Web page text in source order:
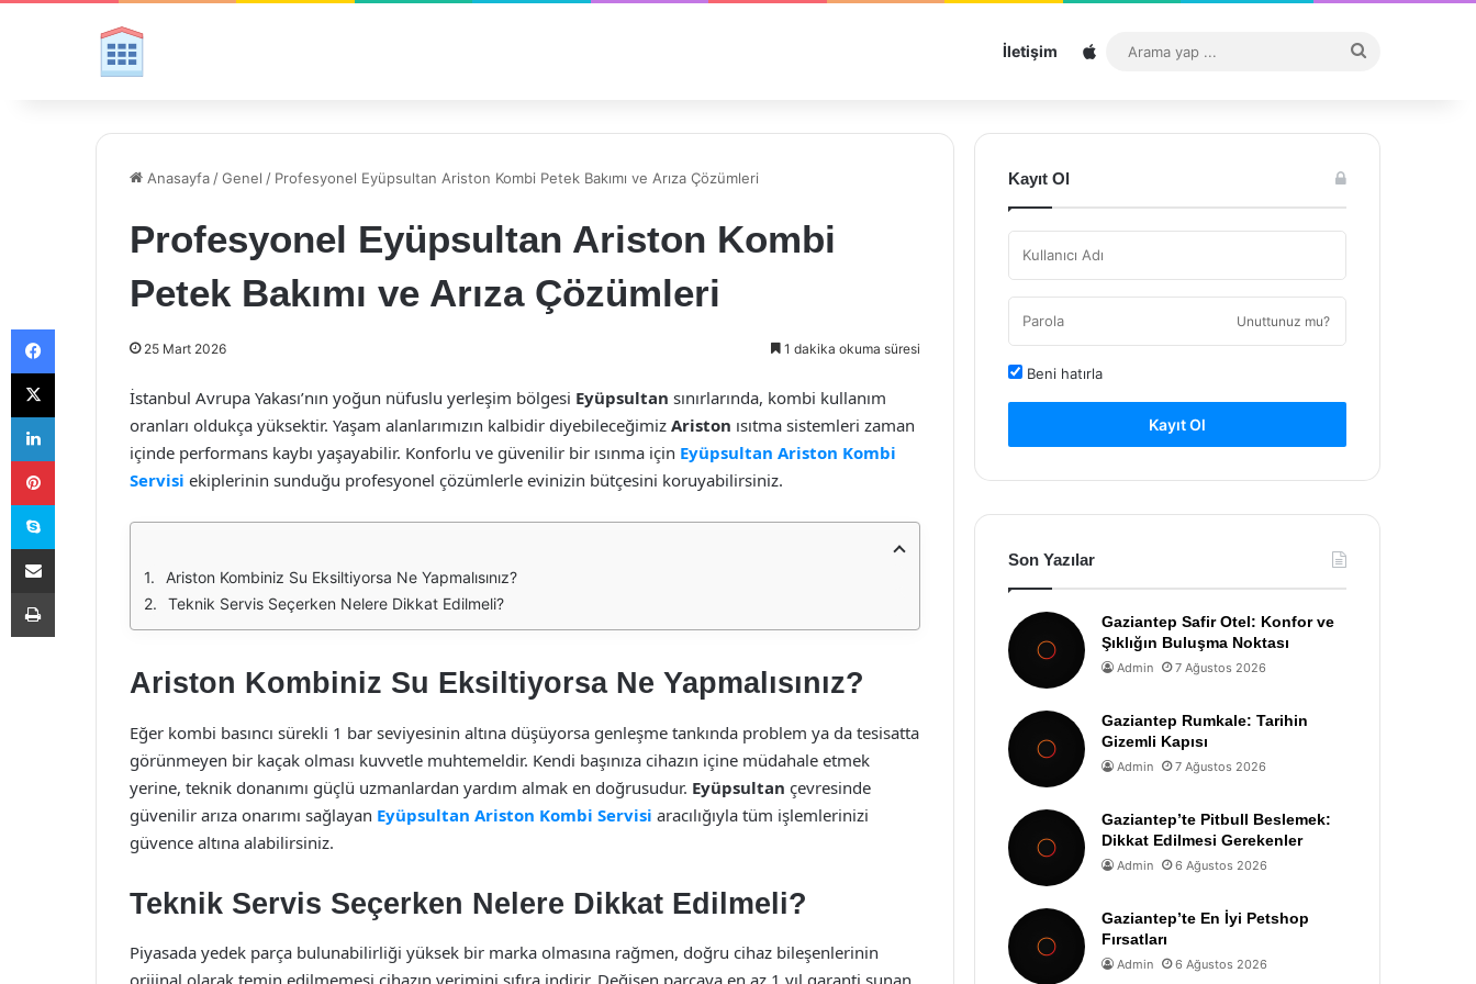
İletişim Sitemap
...
Anasayfa /Genel / Profesyonel Eyüpsultan Ariston Kombi Petek Bakımı ve Arıza Çözümleri
Profesyonel Eyüpsultan Ariston Kombi
Petek Bakımı ve Arıza Çözümleri
25 Mart 2026 1 dakika okuma süresi
İstanbul Avrupa Yakası’nın yoğun nüfuslu yerleşim bölgesi Eyüpsultan sınırlarında, kombi kullanım
oranları oldukça yüksektir. Yaşam alanlarımızın kalbidir diyebileceğimiz Ariston ısıtma sistemleri zaman
içinde performans kaybı yaşayabilir. Konforlu ve güvenilir bir ısınma için Eyüpsultan Ariston Kombi
Servisi ekiplerinin sunduğu profesyonel çözümlerle evinizin bütçesini koruyabilirsiniz.
Ariston Kombiniz Su Eksiltiyorsa Ne Yapmalısınız?
Teknik Servis Seçerken Nelere Dikkat Edilmeli?
Ariston Kombiniz Su Eksiltiyorsa Ne Yapmalısınız?
Eğer kombi basıncı sürekli 1 bar seviyesinin altına düşüyorsa genleşme tankında problem ya da tesisatta
görünmeyen bir kaçak olması kuvvetle muhtemeldir. Kendi başınıza cihazın içine müdahale etmek
yerine, teknik donanımı güçlü uzmanlardan yardım almak en doğrusudur. Eyüpsultan çevresinde
güvenilir arıza onarımı sağlayan Eyüpsultan Ariston Kombi Servisi aracılığıyla tüm işlemlerinizi
güvence altına alabilirsiniz.
Teknik Servis Seçerken Nelere Dikkat Edilmeli?
Piyasada yedek parça bulunabilirliği yüksek bir marka olmasına rağmen, doğru cihaz bileşenlerinin
orijinal olarak temin edilmemesi cihazın verimini sıfıra indirir. Değişen parçaya en az 1 yıl garanti sunan
Kayıt Ol
Unuttunuz mu?
Beni hatırla
Kayıt Ol
Son Yazılar
Gaziantep Safir Otel: Konfor ve
Şıklığın Buluşma Noktası
Admin 7 Ağustos 2026
Gaziantep Rumkale: Tarihin
Gizemli Kapısı
Admin 7 Ağustos 2026
Gaziantep’te Pitbull Beslemek:
Dikkat Edilmesi Gerekenler
Admin 6 Ağustos 2026
Gaziantep’te En İyi Petshop
Fırsatları
Admin 6 Ağustos 2026
Facebook
X
LinkedIn
Pinterest
Skype
E-Posta ile paylaş